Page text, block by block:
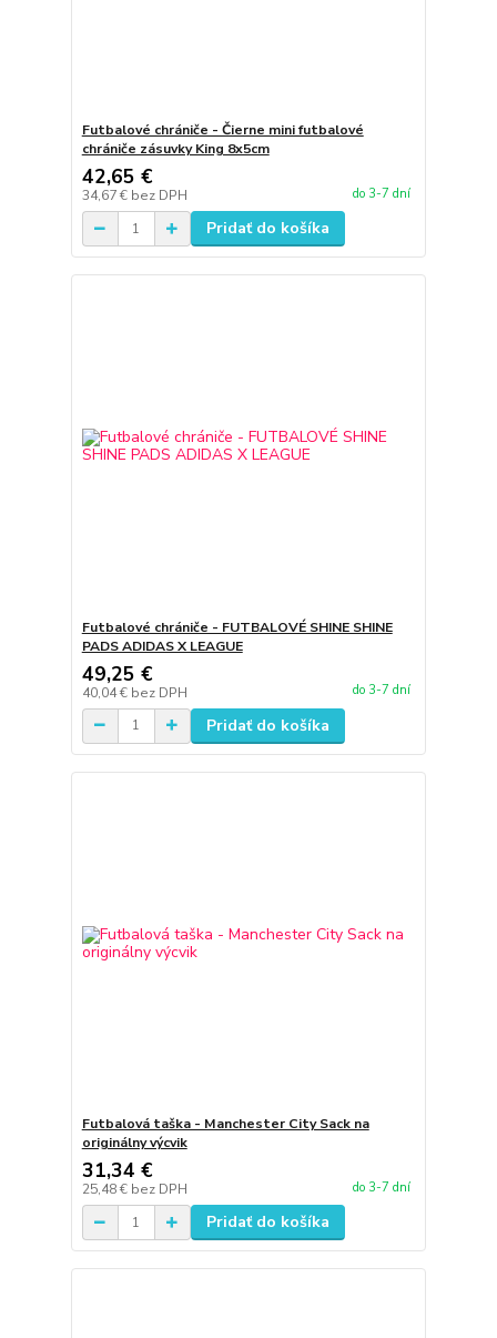
Futbalové chrániče - Čierne mini futbalové
chrániče zásuvky King 8x5cm
42,65 €
34,67 € bez DPH do 3-7 dní
Pridať do košíka
Futbalové chrániče - FUTBALOVÉ SHINE SHINE
PADS ADIDAS X LEAGUE
49,25 €
40,04 € bez DPH do 3-7 dní
Pridať do košíka
Futbalová taška - Manchester City Sack na
originálny výcvik
31,34 €
25,48 € bez DPH do 3-7 dní
Pridať do košíka